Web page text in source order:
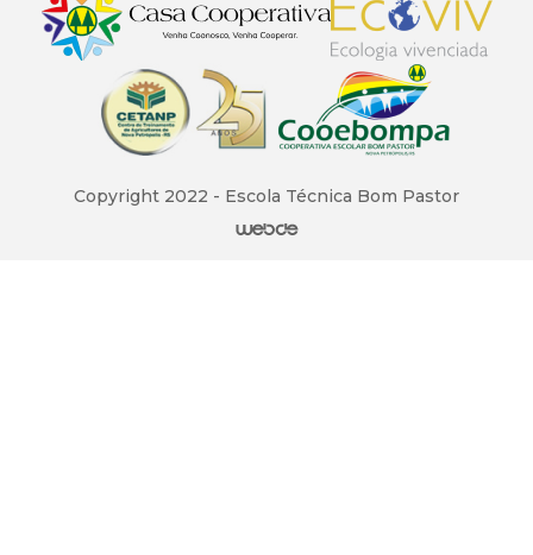
Copyright 2022 - Escola Técnica Bom Pastor